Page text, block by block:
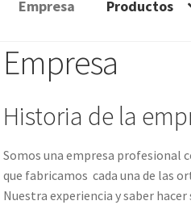
Empresa Productos
Empresa
Historia de la
Somos una empresa profesional
que fabricamos cada una de las
Nuestra experiencia y saber